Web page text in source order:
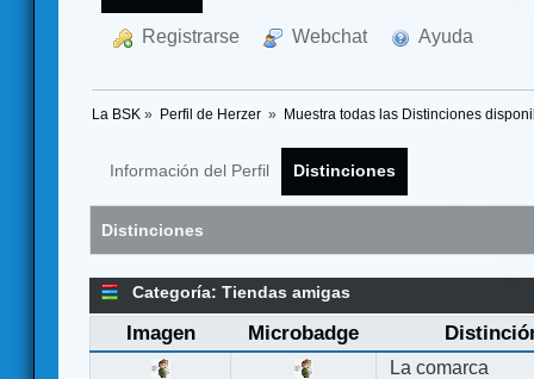
Registrarse Webchat Ayuda
La BSK » Perfil de Herzer » Muestra todas las Distinciones
Información del Perfil Distinciones
Distinciones
Categoría: Tiendas amigas
Imagen Microbadge
La comarca